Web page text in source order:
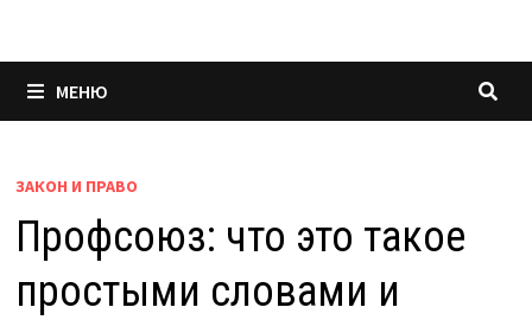
МЕНЮ
ЗАКОН И ПРАВО
Профсоюз: что это такое
простыми словами и